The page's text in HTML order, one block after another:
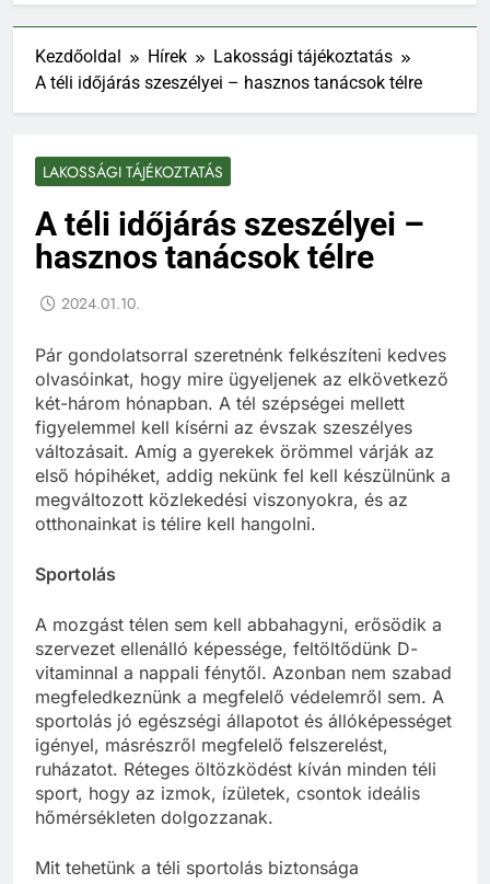
Kezdőoldal Hírek
Lakossági tájékoztatás
A téli időjárás szeszélyei – hasznos tanácsok télre
LAKOSSÁGI TÁJÉKOZTATÁS
A téli időjárás szeszélyei –
hasznos tanácsok télre
2024.01.10.
Pár gondolatsorral szeretnénk felkészíteni kedves
olvasóinkat, hogy mire ügyeljenek az elkövetkező
két-három hónapban. A tél szépségei mellett
figyelemmel kell kísérni az évszak szeszélyes
változásait. Amíg a gyerekek örömmel várják az
első hópihéket, addig nekünk fel kell készülnünk a
megváltozott közlekedési viszonyokra, és az
otthonainkat is télire kell hangolni.
Sportolás
A mozgást télen sem kell abbahagyni, erősödik a
szervezet ellenálló képessége, feltöltődünk D-
vitaminnal a nappali fénytől. Azonban nem szabad
megfeledkeznünk a megfelelő védelemről sem. A
sportolás jó egészségi állapotot és állóképességet
igényel, másrészről megfelelő felszerelést,
ruházatot. Réteges öltözködést kíván minden téli
sport, hogy az izmok, ízületek, csontok ideális
hőmérsékleten dolgozzanak.
Mit tehetünk a téli sportolás biztonsága